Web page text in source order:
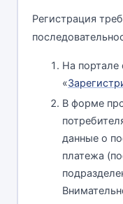
Регистрация
На портале
«
В форме
данные о
платежа